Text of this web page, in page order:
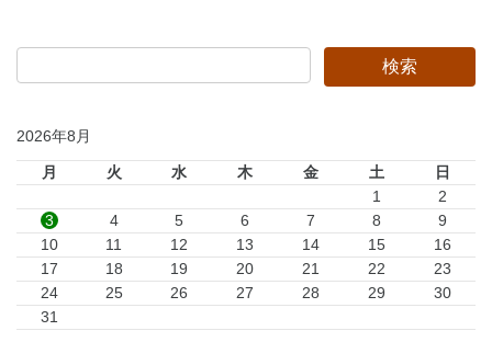
2026年8月
月 火 水 木 金 土
日
1
2
3
4 5 6 7 8
9
10
11 12 13 14 15
16
17
18 19 20 21 22
23
24
25 26 27 28 29
30
31